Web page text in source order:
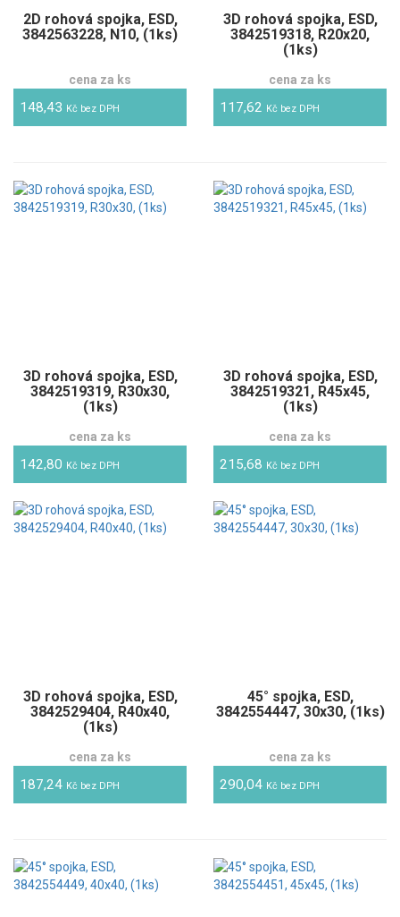
2D rohová spojka, ESD,
3842563228, N10, (1ks)
cena za ks
148,43 Kč bez DPH
3D rohová spojka, ESD,
3842519318, R20x20,
(1ks)
cena za ks
117,62 Kč bez DPH
3D rohová spojka, ESD,
3842519319, R30x30,
(1ks)
cena za ks
142,80 Kč bez DPH
3D rohová spojka, ESD,
3842519321, R45x45,
(1ks)
cena za ks
215,68 Kč bez DPH
3D rohová spojka, ESD,
3842529404, R40x40,
(1ks)
cena za ks
187,24 Kč bez DPH
45° spojka, ESD,
3842554447, 30x30, (1ks)
cena za ks
290,04 Kč bez DPH